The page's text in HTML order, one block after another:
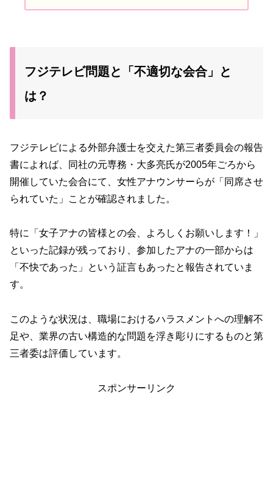
フジテレビ問題と「不適切な会合」と
は？
フジテレビによる外部弁護士を交えた第三者委員会の報告
書によれば、同社の元専務・大多亮氏が2005年ごろから
開催していた会合にて、女性アナウンサーらが「同席させ
られていた」ことが確認されました。
特に「女子アナの皆様との会、よろしくお願いします！」
といった記録が残っており、参加したアナの一部からは
「不快であった」という証言もあったと報告されていま
す。
このような状況は、職場におけるハラスメントへの理解不
足や、業界の古い構造的な問題を浮き彫りにするものと第
三者委は評価しています。
スポンサーリンク